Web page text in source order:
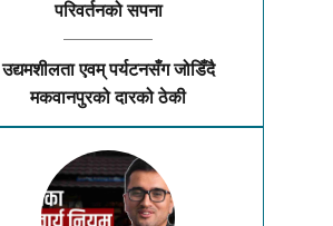
परिवर्तनको सपना
उद्यमशीलता एवम् पर्यटनसँग जोडिँदै
मकवानपुरको दारको ठेकी